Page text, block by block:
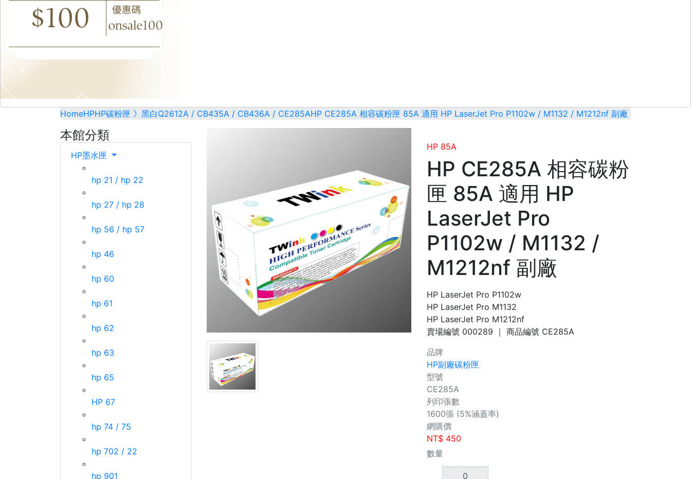
HomeHPHP碳粉匣 》黑白Q2612A / CB435A / CB436A / CE285AHP CE285A 相容碳粉匣 85A 適用 HP LaserJet Pro P1102w / M1132 / M1212nf 副廠
本館分類
HP墨水匣
hp 21 / hp 22
hp 27 / hp 28
hp 56 / hp 57
hp 46
hp 60
hp 61
hp 62
hp 63
hp 65
HP 67
hp 74 / 75
hp 702 / 22
hp 901
HP 85A
HP CE285A 相容碳粉
匣 85A 適用 HP
LaserJet Pro
P1102w / M1132 /
M1212nf 副廠
HP LaserJet Pro P1102w
HP LaserJet Pro M1132
HP LaserJet Pro M1212nf
賣場編號000289 ｜ 商品編號 CE285A
品牌
HP副廠碳粉匣
型號
CE285A
列印張數
1600張 (5%涵蓋率)
網購價
NT$ 450
數量